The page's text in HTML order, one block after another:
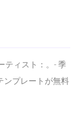
ティスト：。- 季
ンプレートが無料